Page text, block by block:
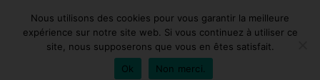
Nous utilisons des cookies pour vous garantir la meilleure
expérience sur notre site web. Si vous continuez à utiliser ce
site, nous supposerons que vous en êtes satisfait.
Ok
Non merci.